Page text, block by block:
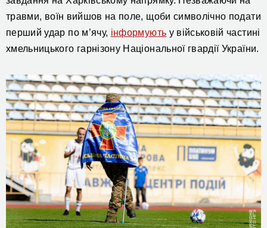
травми, воїн вийшов на поле, щоби символічно подати
перший удар по м’ячу, інформують у військовій частині
хмельницького гарнізону Національної гвардії України.